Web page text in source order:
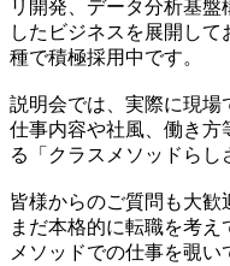
リ開発、データ分析基
したビジネスを展開し
種で積極採用中です。
説明会では、実際に現場
仕事内容や社風、働き方
る「クラスメソッドらし
皆様からのご質問も大歓
まだ本格的に転職を考
メソッドでの仕事を覗